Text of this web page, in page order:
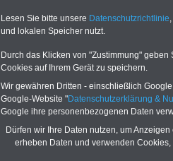
Ihr
den Fall der
Leben
Lesen Sie bitte unsere Datenschutzrichtlinie
und lokalen Speicher nutzt.
Durch das Klicken von "Zustimmung"
Cookies auf Ihrem Gerät zu speichern.
Wir gewähren Dritten - einschließlich
Google-Website "Datenschutzerklärung &
Google ihre personenbezogenen Daten
Dürfen wir Ihre Daten nutzen, um
erheben Daten und verwenden